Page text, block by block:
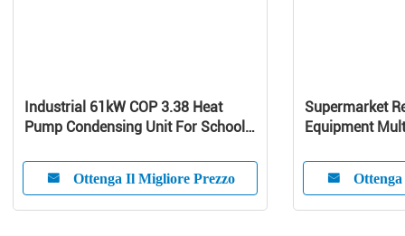
Industrial 61kW COP 3.38 Heat
Pump Condensing Unit For School /
Ottenga Il Migliore Prezzo
Supermarket
Equipment